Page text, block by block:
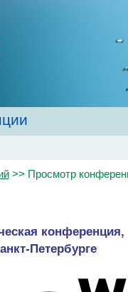
>> Просмотр
Петербурге